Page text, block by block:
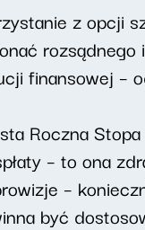
z opcji
finansowej –
Roczna
– to ona
–
być